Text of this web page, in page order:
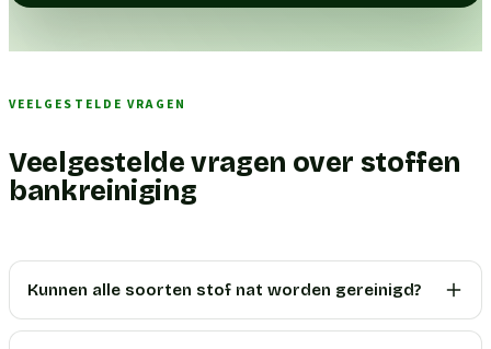
VEELGESTELDE VRAGEN
Veelgestelde vragen over stoffen
bankreiniging
Kunnen alle soorten stof nat worden gereinigd?